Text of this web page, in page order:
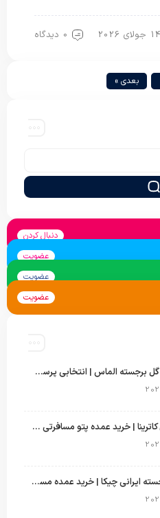
0 دیدگاه
بعدی »
دنبال کردن
عضویت
عضویت
عضویت
مرکز فروش انواع پتو گل برجسته الماس | انتخابی پرسود برای عمده‌فروشان
پتو گل برجسته ایرانی کاترینا | خرید عمده پتو مسافرتی با قیمت تولیدی
قیمت پتوهای گل برجسته ایرانی چیکا | خرید عمده مستقیم با سود بالا